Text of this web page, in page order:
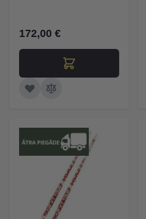
172,00 €